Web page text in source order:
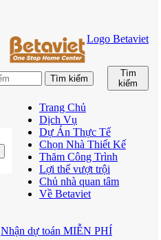
Logo Betaviet
Tìm
kiếm
Trang Chủ
Dịch Vụ
Dự Án Thực Tế
Chọn Nhà Thiết Kế
Thăm Công Trình
Lợi thế vượt trội
Chủ nhà quan tâm
Về Betaviet
Nhận dự toán MIỄN PHÍ